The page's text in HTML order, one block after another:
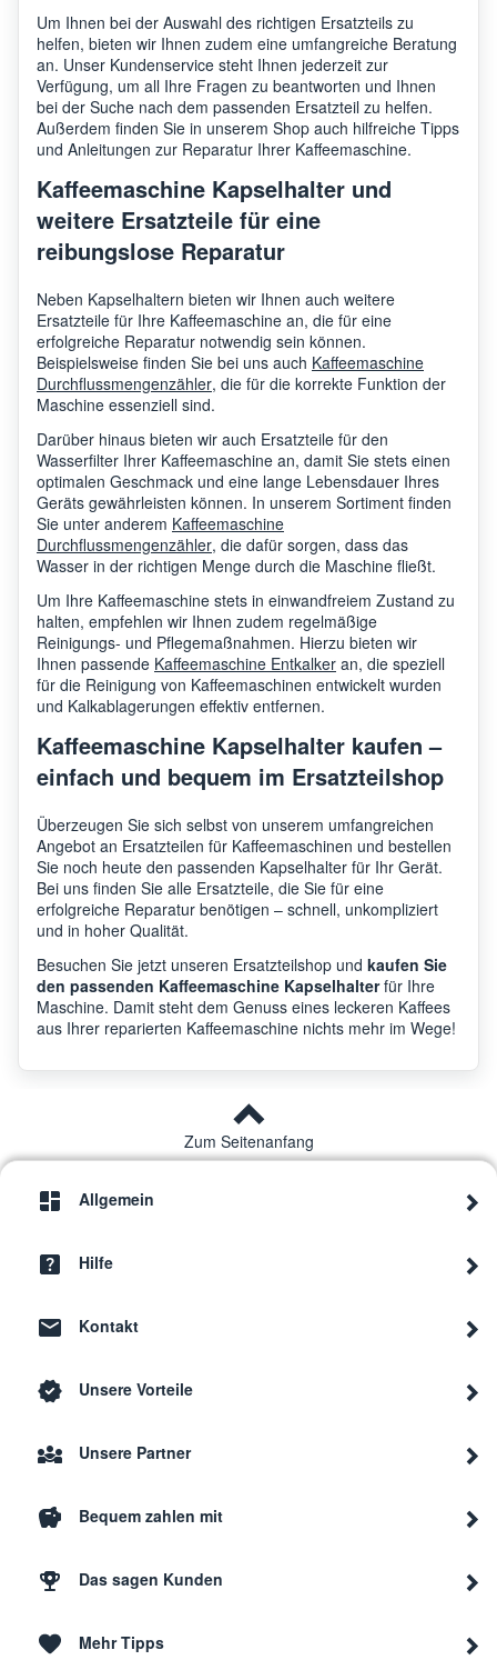
Um Ihnen bei der Auswahl des richtigen Ersatzteils zu
helfen, bieten wir Ihnen zudem eine umfangreiche Beratung
an. Unser Kundenservice steht Ihnen jederzeit zur
Verfügung, um all Ihre Fragen zu beantworten und Ihnen
bei der Suche nach dem passenden Ersatzteil zu helfen.
Außerdem finden Sie in unserem Shop auch hilfreiche Tipps
und Anleitungen zur Reparatur Ihrer Kaffeemaschine.
Kaffeemaschine Kapselhalter und
weitere Ersatzteile für eine
reibungslose Reparatur
Neben Kapselhaltern bieten wir Ihnen auch weitere
Ersatzteile für Ihre Kaffeemaschine an, die für eine
erfolgreiche Reparatur notwendig sein können.
Beispielsweise finden Sie bei uns auch Kaffeemaschine
Durchflussmengenzähler, die für die korrekte Funktion der
Maschine essenziell sind.
Darüber hinaus bieten wir auch Ersatzteile für den
Wasserfilter Ihrer Kaffeemaschine an, damit Sie stets einen
optimalen Geschmack und eine lange Lebensdauer Ihres
Geräts gewährleisten können. In unserem Sortiment finden
Sie unter anderem Kaffeemaschine
Durchflussmengenzähler, die dafür sorgen, dass das
Wasser in der richtigen Menge durch die Maschine fließt.
Um Ihre Kaffeemaschine stets in einwandfreiem Zustand zu
halten, empfehlen wir Ihnen zudem regelmäßige
Reinigungs- und Pflegemaßnahmen. Hierzu bieten wir
Ihnen passende Kaffeemaschine Entkalker an, die speziell
für die Reinigung von Kaffeemaschinen entwickelt wurden
und Kalkablagerungen effektiv entfernen.
Kaffeemaschine Kapselhalter kaufen –
einfach und bequem im Ersatzteilshop
Überzeugen Sie sich selbst von unserem umfangreichen
Angebot an Ersatzteilen für Kaffeemaschinen und bestellen
Sie noch heute den passenden Kapselhalter für Ihr Gerät.
Bei uns finden Sie alle Ersatzteile, die Sie für eine
erfolgreiche Reparatur benötigen – schnell, unkompliziert
und in hoher Qualität.
Besuchen Sie jetzt unseren Ersatzteilshop und kaufen Sie
den passenden Kaffeemaschine Kapselhalterfür Ihre
Maschine. Damit steht dem Genuss eines leckeren Kaffees
aus Ihrer reparierten Kaffeemaschine nichts mehr im Wege!
Zum Seitenanfang
Allgemein
Hilfe
Kontakt
Unsere Vorteile
Unsere Partner
Bequem zahlen mit
Das sagen Kunden
Mehr Tipps